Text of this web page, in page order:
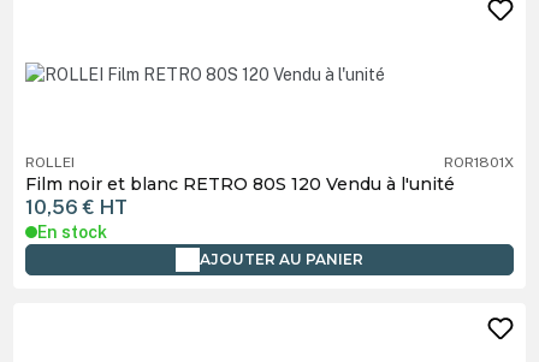
ROLLEI ROR1801X
Film noir et blanc RETRO 80S 120 Vendu à l'unité
10,56 € HT
En stock
AJOUTER AU PANIER